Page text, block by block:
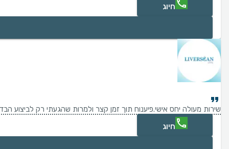
חיוג
שירות מעולה יחס אישי.פיענוח תוך זמן קצר ולמרות שהגעתי רק
חיוג